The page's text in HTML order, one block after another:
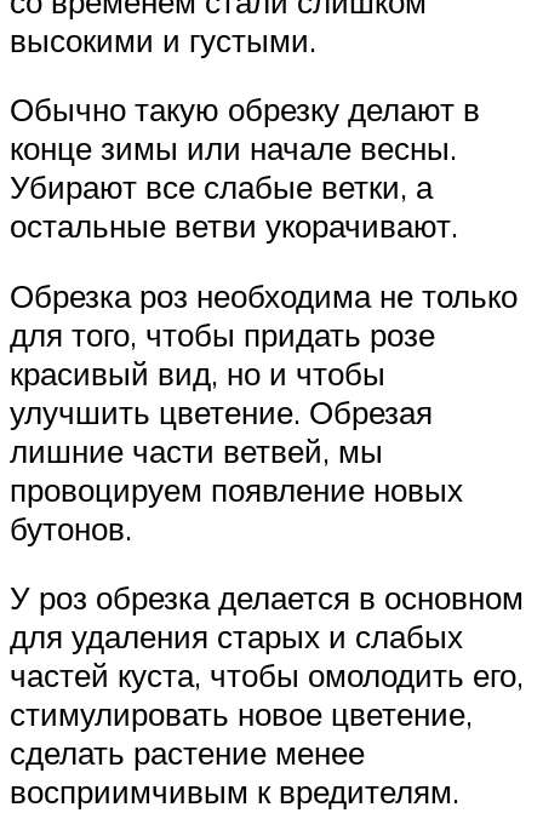
высокими и густыми.
Обычно такую обрезку делают в
конце зимы или начале весны.
Убирают все слабые ветки, а
остальные ветви укорачивают.
Обрезка роз необходима не только
для того, чтобы придать розе
красивый вид, но и чтобы
улучшить цветение. Обрезая
лишние части ветвей, мы
провоцируем появление новых
бутонов.
У роз обрезка делается в основном
для удаления старых и слабых
частей куста, чтобы омолодить его,
стимулировать новое цветение,
сделать растение менее
восприимчивым к вредителям.